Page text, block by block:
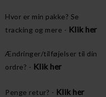
Hvor er min pakke? Se
tracking og mere - Klik her
Ændringer/tilføjelser til din
ordre? - Klik her
Penge retur? - Klik her